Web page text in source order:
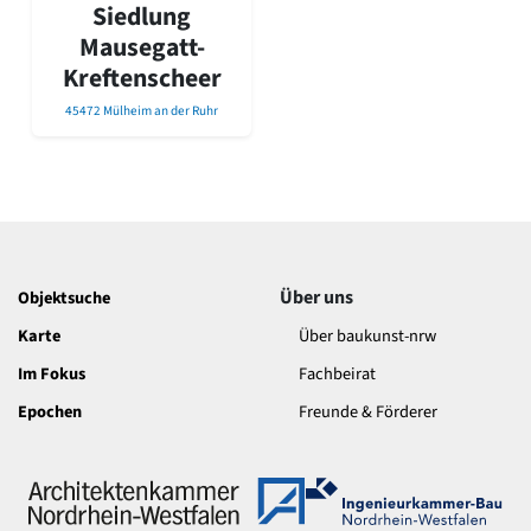
David Chipperfield
Harald Deilmann
Gottfried Böhm
Schneider von Esleben
Peter Behrens
Postmoderne
Moderne
Reformarchitektur
Historismus
Renaissance
Gotik
Siedlung
Mausegatt-
Kreftenscheer
45472 Mülheim an der Ruhr
Objektsuche
Karte
Im Fokus
Epochen
Über uns
Über baukunst-nrw
Fachbeirat
Freunde & Förderer